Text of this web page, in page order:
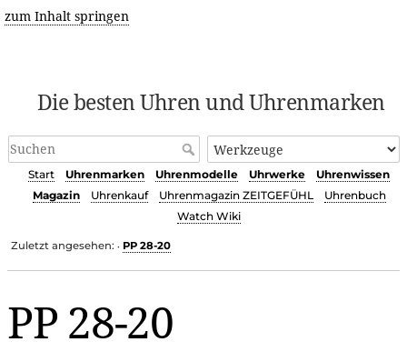
zum Inhalt springen
Die besten Uhren und Uhrenmarken
Start Uhrenmarken Uhrenmodelle Uhrwerke
Uhrenwissen
Magazin
Uhrenkauf Uhrenmagazin ZEITGEFÜHL
Uhrenbuch
Watch Wiki
Zuletzt angesehen: • PP 28-20
PP 28-20